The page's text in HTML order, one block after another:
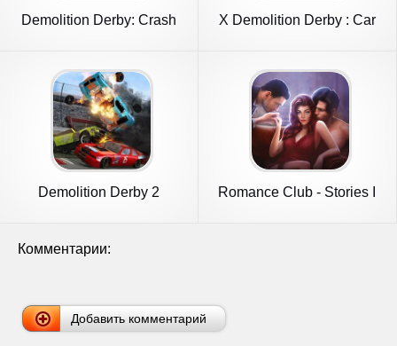
Demolition Derby: Crash
X Demolition Derby : Car
Demolition Derby 2
Romance Club - Stories I
Комментарии:
Добавить комментарий